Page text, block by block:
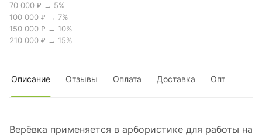
70 000 ₽ → 5%
100 000 ₽ → 7%
150 000 ₽ → 10%
210 000 ₽ → 15%
Описание Отзывы Оплата Доставка Опт
Верёвка применяется в арбористике для работы на